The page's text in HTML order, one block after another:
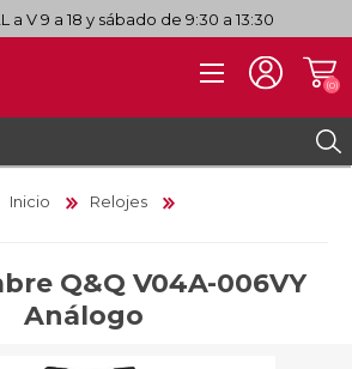
L a V 9 a 18 y sábado de 9:30 a 13:30
(0)
Inicio Relojes
Q&Q V04A-006VY
Análogo